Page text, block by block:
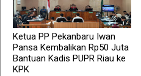
Ketua PP Pekanbaru Iwan
Pansa Kembalikan Rp50 Juta
Bantuan Kadis PUPR Riau ke
KPK